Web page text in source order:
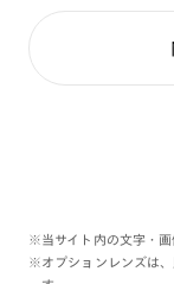
※当サイト内の文字・画
※オプションレンズは